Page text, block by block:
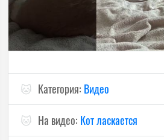
🐱 Категория: Видео
🐱 На видео: Кот ласкается